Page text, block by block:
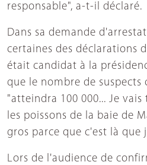
responsable", a-t-il déclaré.
Dans sa demande
certaines des déclarations
était candidat à la
que le nombre de suspects
"atteindra 100 000... Je
les poissons de la baie de
gros parce que c'est là que
Lors de l'audience de